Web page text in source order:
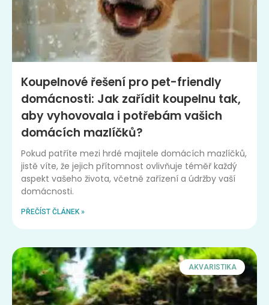
Koupelnové řešení pro pet-friendly
domácnosti: Jak zařídit koupelnu tak,
aby vyhovovala i potřebám vašich
domácích mazlíčků?
Pokud patříte mezi hrdé majitele domácích mazlíčků,
jistě víte, že jejich přítomnost ovlivňuje téměř každý
aspekt vašeho života, včetně zařízení a údržby vaší
domácnosti.
PŘEČÍST ČLÁNEK »
AKVARISTIKA